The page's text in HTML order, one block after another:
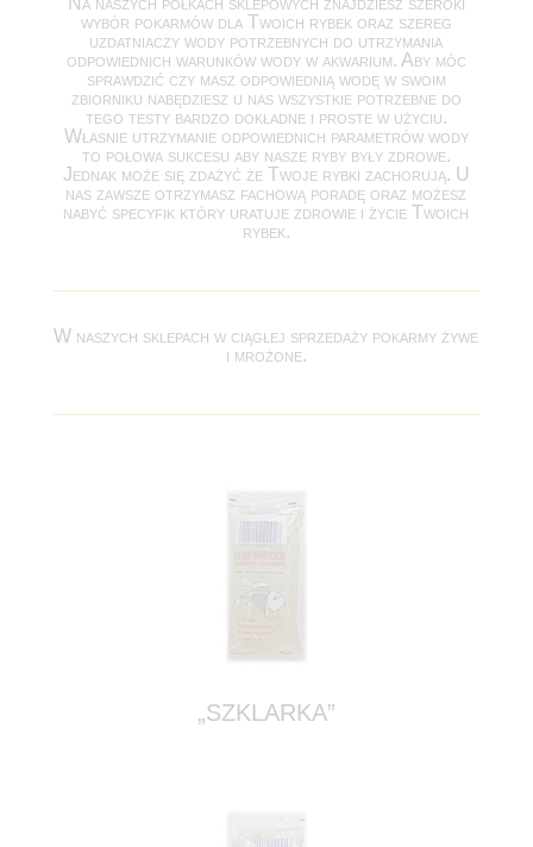
wybór pokarmów dla Twoich rybek oraz szereg
uzdatniaczy wody potrzebnych do utrzymania
odpowiednich warunków wody w akwarium. Aby móc
sprawdzić czy masz odpowiednią wodę w swoim
zbiorniku nabędziesz u nas wszystkie potrzebne do
tego testy bardzo dokładne i proste w użyciu.
Własnie utrzymanie odpowiednich parametrów wody
to połowa sukcesu aby nasze ryby były zdrowe.
Jednak może się zdażyć że Twoje rybki zachorują. U
nas zawsze otrzymasz fachową poradę oraz możesz
nabyć specyfik który uratuje zdrowie i życie Twoich
rybek.
W naszych sklepach w ciągłej sprzedaży pokarmy żywe
i mrożone.
„SZKLARKA”